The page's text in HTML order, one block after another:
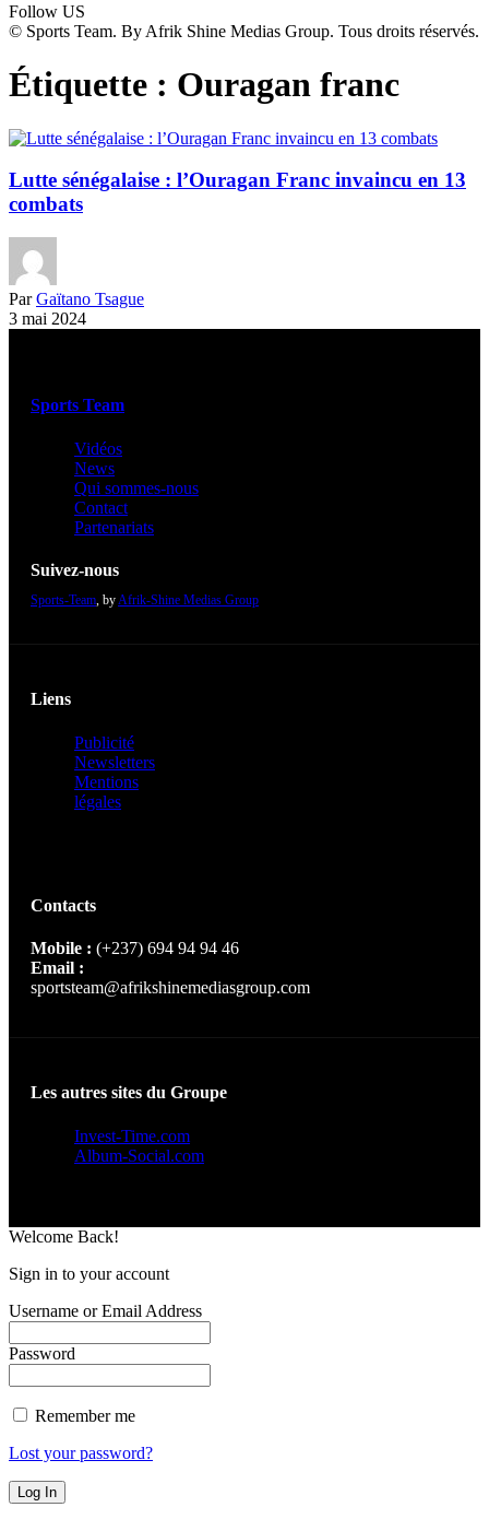
Follow US
© Sports Team. By Afrik Shine Medias Group. Tous droits réservés.
Étiquette : Ouragan franc
Lutte sénégalaise : l’Ouragan Franc invaincu en 13
combats
Par Gaïtano Tsague
3 mai 2024
Sports Team
Vidéos
News
Qui sommes-nous
Contact
Partenariats
Suivez-nous
Sports-Team, byAfrik-Shine Medias Group
Liens
Publicité
Newsletters
Mentions
légales
Contacts
Mobile : (+237) 694 94 94 46
Email :
sportsteam@afrikshinemediasgroup.com
Les autres sites du Groupe
Invest-Time.com
Album-Social.com
Welcome Back!
Sign in to your account
Username or Email Address
Password
Remember me
Lost your password?